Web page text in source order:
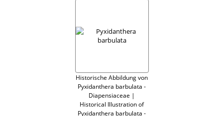
Historische Abbildung von
Pyxidanthera barbulata -
Diapensiaceae |
Historical Illustration of
Pyxidanthera barbulata -